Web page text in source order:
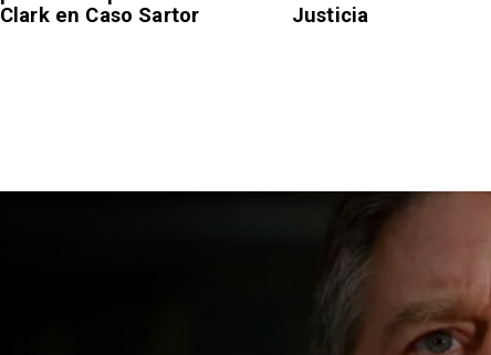
Clark en Caso Sartor
Justicia